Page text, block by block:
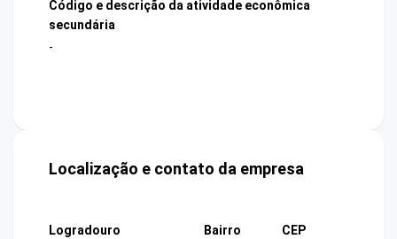
Código e descrição da atividade econômica
secundária
-
Localização e contato da empresa
Logradouro
Bairro
CEP